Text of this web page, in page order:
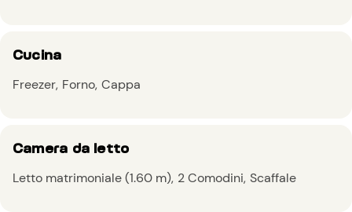
Cucina
Freezer Forno Cappa
Camera da letto
Letto matrimoniale (1.60 m) 2 Comodini Scaffale